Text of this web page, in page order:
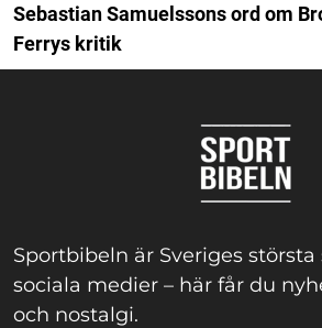
Sebastian Samuelssons ord om
Ferrys kritik
Sportbibeln är Sveriges största
sociala medier – här får du
och nostalgi.